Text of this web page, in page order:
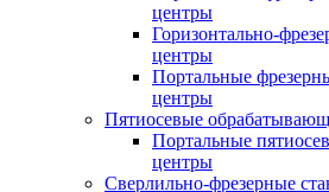
центры
Горизонтально-
центры
Портальные
центры
Пятиосевые
Портальные
центры
Сверлильно-фрезерные